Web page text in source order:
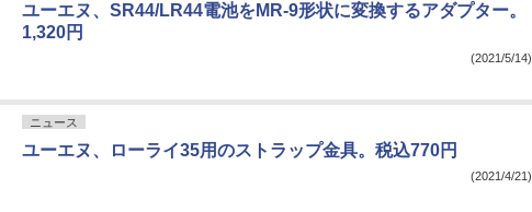
ユーエヌ、SR44/LR44電池をMR-9形状に変換するアダプター。
1,320円
(2021/5/14)
ニュース
ユーエヌ、ローライ35用のストラップ金具。税込770円
(2021/4/21)